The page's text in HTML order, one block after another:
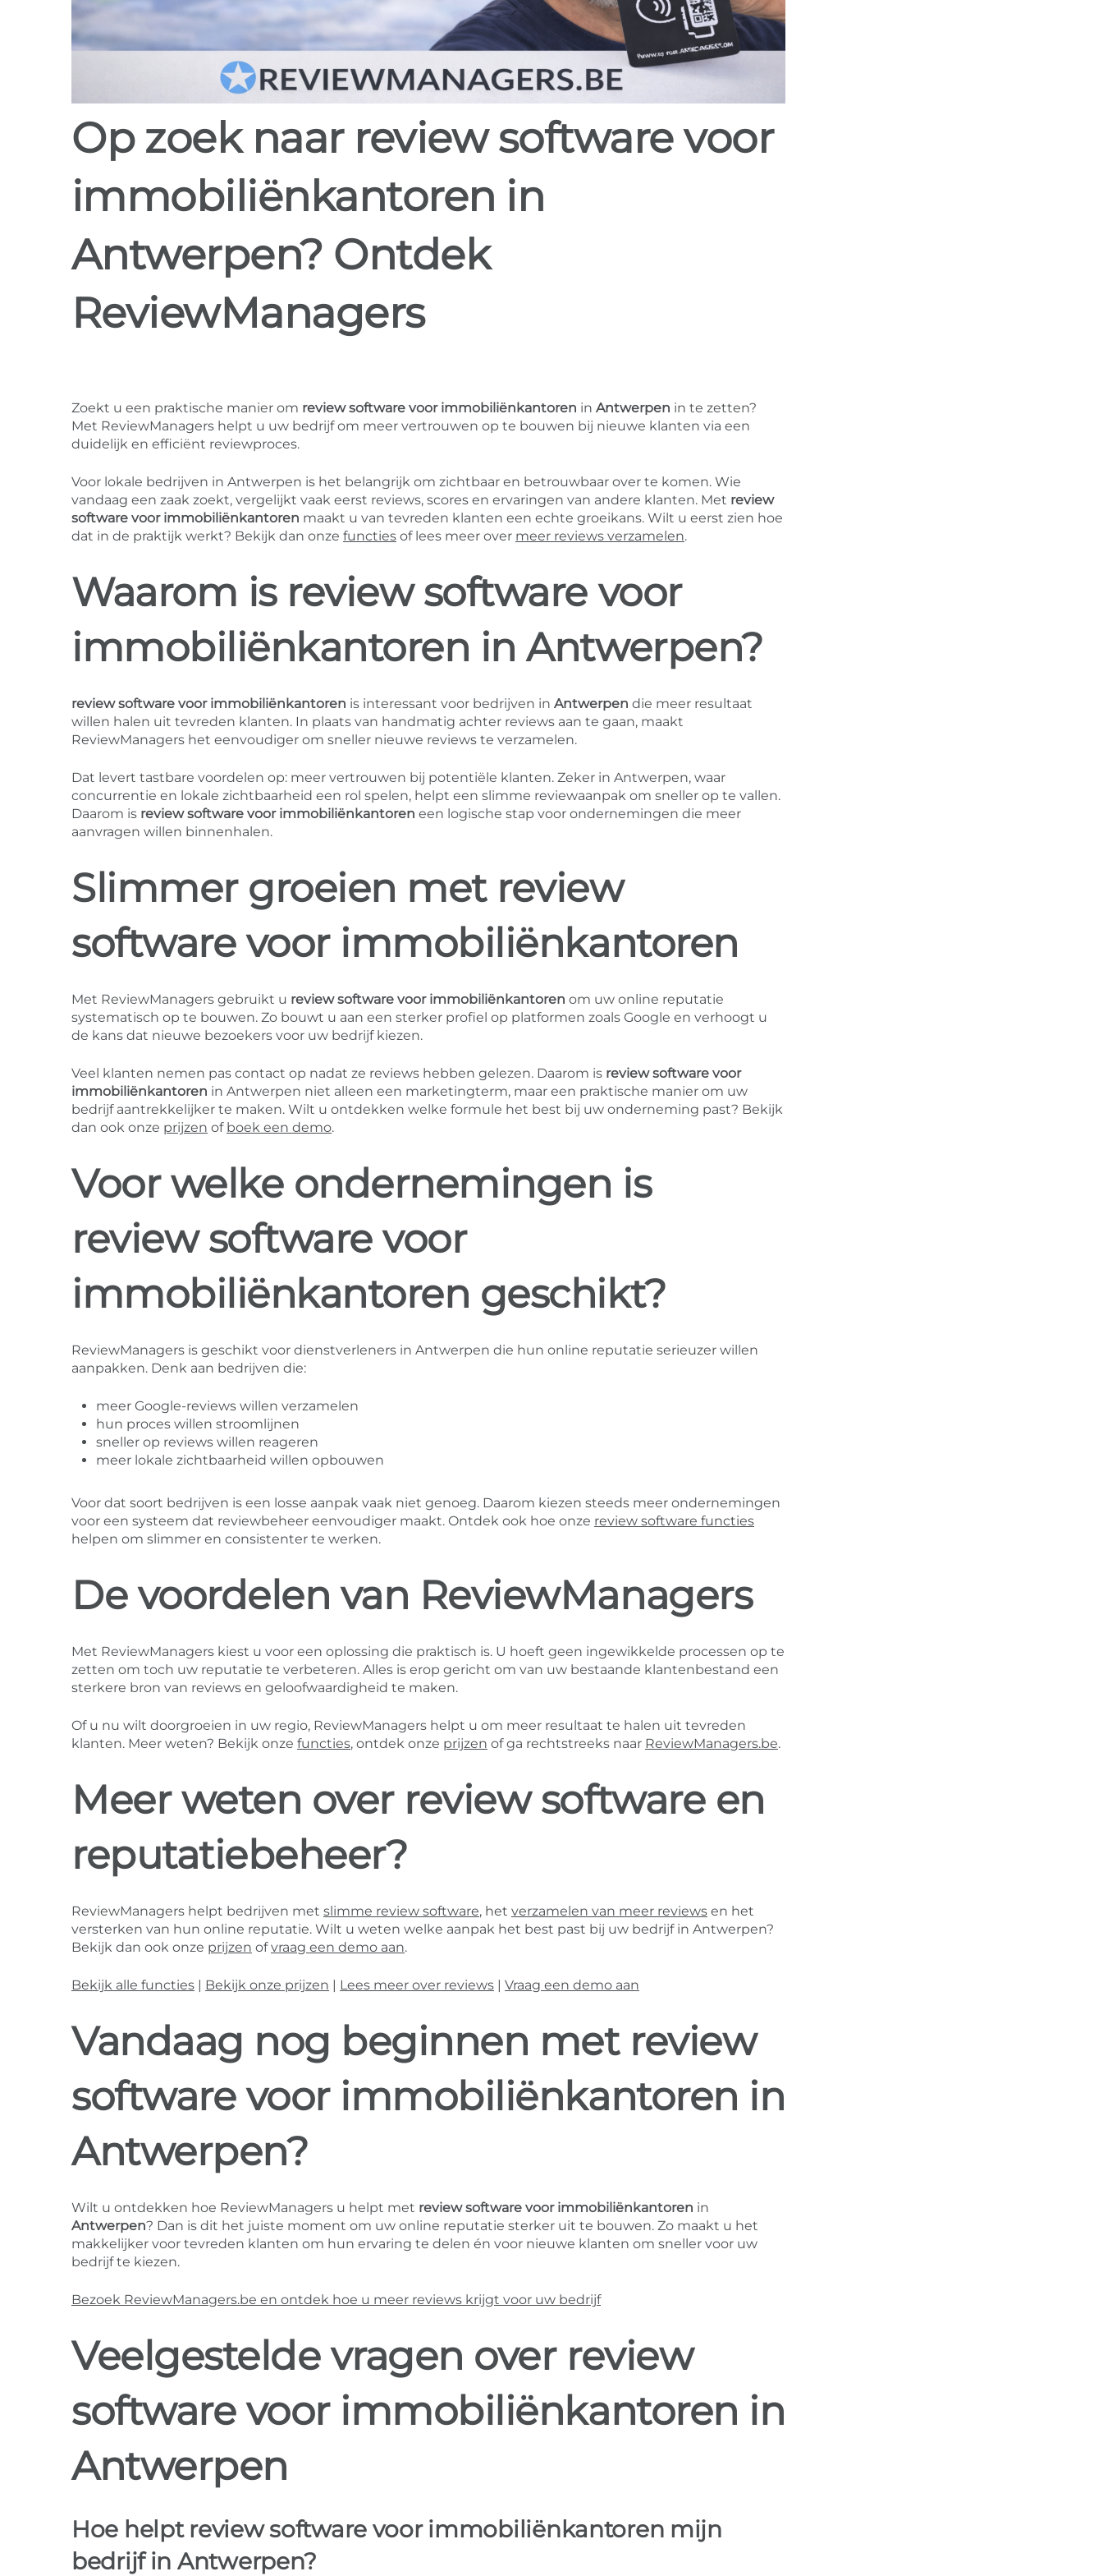
Op zoek naar review software voor
immobiliënkantoren in
Antwerpen? Ontdek
ReviewManagers
Zoekt u een praktische manier om review software voor immobiliënkantoren in Antwerpen in te zetten?
Met ReviewManagers helpt u uw bedrijf om meer vertrouwen op te bouwen bij nieuwe klanten via een
duidelijk en efficiënt reviewproces.
Voor lokale bedrijven in Antwerpen is het belangrijk om zichtbaar en betrouwbaar over te komen. Wie
vandaag een zaak zoekt, vergelijkt vaak eerst reviews, scores en ervaringen van andere klanten. Met review
software voor immobiliënkantoren maakt u van tevreden klanten een echte groeikans. Wilt u eerst zien hoe
dat in de praktijk werkt? Bekijk dan onze functies of lees meer over meer reviews verzamelen.
Waarom is review software voor
immobiliënkantoren in Antwerpen?
review software voor immobiliënkantoren is interessant voor bedrijven in Antwerpen die meer resultaat
willen halen uit tevreden klanten. In plaats van handmatig achter reviews aan te gaan, maakt
ReviewManagers het eenvoudiger om sneller nieuwe reviews te verzamelen.
Dat levert tastbare voordelen op: meer vertrouwen bij potentiële klanten. Zeker in Antwerpen, waar
concurrentie en lokale zichtbaarheid een rol spelen, helpt een slimme reviewaanpak om sneller op te vallen.
Daarom is review software voor immobiliënkantoren een logische stap voor ondernemingen die meer
aanvragen willen binnenhalen.
Slimmer groeien met review
software voor immobiliënkantoren
Met ReviewManagers gebruikt u review software voor immobiliënkantoren om uw online reputatie
systematisch op te bouwen. Zo bouwt u aan een sterker profiel op platformen zoals Google en verhoogt u
de kans dat nieuwe bezoekers voor uw bedrijf kiezen.
Veel klanten nemen pas contact op nadat ze reviews hebben gelezen. Daarom is review software voor
immobiliënkantoren in Antwerpen niet alleen een marketingterm, maar een praktische manier om uw
bedrijf aantrekkelijker te maken. Wilt u ontdekken welke formule het best bij uw onderneming past? Bekijk
dan ook onze prijzen of boek een demo.
Voor welke ondernemingen is
review software voor
immobiliënkantoren geschikt?
ReviewManagers is geschikt voor dienstverleners in Antwerpen die hun online reputatie serieuzer willen
aanpakken. Denk aan bedrijven die:
meer Google-reviews willen verzamelen
hun proces willen stroomlijnen
sneller op reviews willen reageren
meer lokale zichtbaarheid willen opbouwen
Voor dat soort bedrijven is een losse aanpak vaak niet genoeg. Daarom kiezen steeds meer ondernemingen
voor een systeem dat reviewbeheer eenvoudiger maakt. Ontdek ook hoe onze review software functies
helpen om slimmer en consistenter te werken.
De voordelen van ReviewManagers
Met ReviewManagers kiest u voor een oplossing die praktisch is. U hoeft geen ingewikkelde processen op te
zetten om toch uw reputatie te verbeteren. Alles is erop gericht om van uw bestaande klantenbestand een
sterkere bron van reviews en geloofwaardigheid te maken.
Of u nu wilt doorgroeien in uw regio, ReviewManagers helpt u om meer resultaat te halen uit tevreden
klanten. Meer weten? Bekijk onze functies, ontdek onze prijzen of ga rechtstreeks naar ReviewManagers.be.
Meer weten over review software en
reputatiebeheer?
ReviewManagers helpt bedrijven met slimme review software, het verzamelen van meer reviews en het
versterken van hun online reputatie. Wilt u weten welke aanpak het best past bij uw bedrijf in Antwerpen?
Bekijk dan ook onze prijzen ofvraag een demo aan.
Bekijk alle functies Bekijk onze prijzen Lees meer over reviews Vraag een demo aan
Vandaag nog beginnen met review
software voor immobiliënkantoren in
Antwerpen?
Wilt u ontdekken hoe ReviewManagers u helpt met review software voor immobiliënkantoren in
Antwerpen? Dan is dit het juiste moment om uw online reputatie sterker uit te bouwen. Zo maakt u het
makkelijker voor tevreden klanten om hun ervaring te delen én voor nieuwe klanten om sneller voor uw
bedrijf te kiezen.
Bezoek ReviewManagers.be en ontdek hoe u meer reviews krijgt voor uw bedrijf
Veelgestelde vragen over review
software voor immobiliënkantoren in
Antwerpen
Hoe helpt review software voor immobiliënkantoren mijn
bedrijf in Antwerpen?